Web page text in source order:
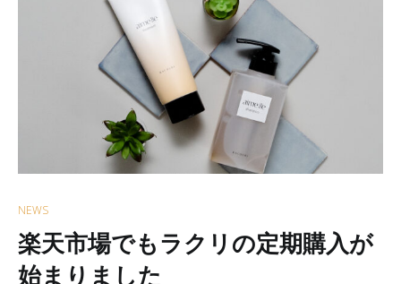
NEWS
楽天市場でもラクリの定期購入が